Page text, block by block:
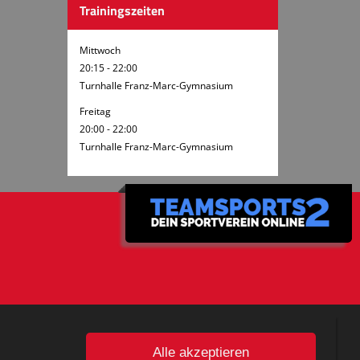
Trainingszeiten
Mittwoch
20:15 - 22:00
Turnhalle Franz-Marc-Gymnasium
Freitag
20:00 - 22:00
Turnhalle Franz-Marc-Gymnasium